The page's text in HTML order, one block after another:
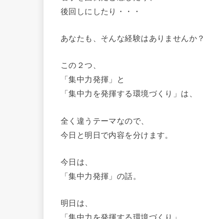
後回しにしたり・・・
あなたも、そんな経験はありませんか？
この２つ、
「集中力発揮」と
「集中力を発揮する環境づくり」は、
全く違うテーマなので、
今日と明日で内容を分けます。
今日は、
「集中力発揮」の話。
明日は、